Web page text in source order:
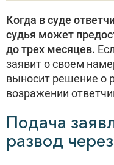
Когда в суде
судья может
до трех месяцев.
заявит о своем
выносит решение о
возражении
Подача
развод